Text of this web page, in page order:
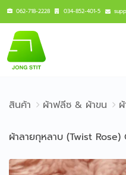
062-718-2228 034-852-401-5
สินค้า ผ้าฟลีซ & ผ้าขน
ผ้าลายกุหลาบ (Twist